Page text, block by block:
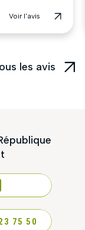
Voir l'avis
les avis
75 50